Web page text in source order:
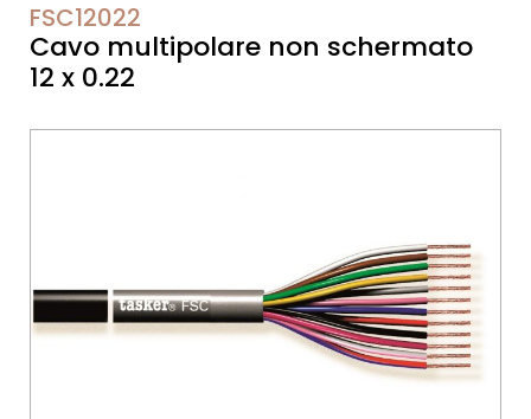
FSC12022
Cavo multipolare non schermato
12 x 0.22